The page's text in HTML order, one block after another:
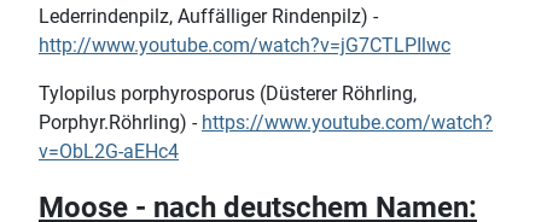
Lederrindenpilz, Auffälliger Rindenpilz) -
http://www.youtube.com/watch?v=jG7CTLPIlwc
Tylopilus porphyrosporus (Düsterer Röhrling,
Porphyr.Röhrling) - https://www.youtube.com/watch?
v=ObL2G-aEHc4
Moose - nach deutschem Namen: